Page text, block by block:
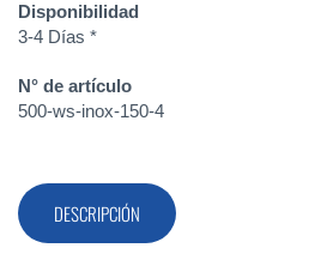
Disponibilidad
3-4 Días *
N° de artículo
500-ws-inox-150-4
DESCRIPCIÓN